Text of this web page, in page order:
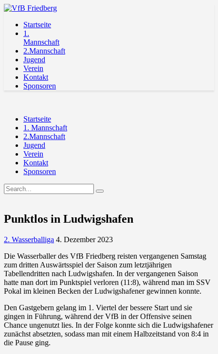
Startseite
1.
Mannschaft
2.Mannschaft
Jugend
Verein
Kontakt
Sponsoren
Startseite
1. Mannschaft
2.Mannschaft
Jugend
Verein
Kontakt
Sponsoren
Punktlos in Ludwigshafen
2. Wasserballiga 4. Dezember 2023
Die Wasserballer des VfB Friedberg reisten vergangenen Samstag
zum dritten Auswärtsspiel der Saison zum letztjährigen
Tabellendritten nach Ludwigshafen. In der vergangenen Saison
hatte man dort im Punktspiel verloren (11:8), während man im SSV
Pokal im kleinen Becken der Ludwigshafener gewinnen konnte.
Den Gastgebern gelang im 1. Viertel der bessere Start und sie
gingen in Führung, während der VfB in der Offensive seinen
Chance ungenutzt lies. In der Folge konnte sich die Ludwigshafener
zunächst absetzten, sodass man mit einem Halbzeitstand von 8:4 in
die Pause ging.